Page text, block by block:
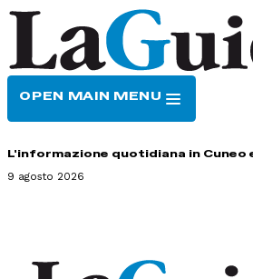
OPEN MAIN MENU
L'informazione quotidiana in Cuneo
9 agosto 2026